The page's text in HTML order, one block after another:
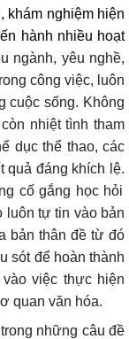
khám nghiệm hiện
hành nhiều hoạt
ngành, yêu nghề,
công việc, luôn
cuộc sống. Không
nhiệt tình tham
dục thể thao, các
quả đáng khích lệ.
cố gắng học hỏi
luôn tự tin vào bản
bản thân đề từ đó
sót để hoàn thành
việc thực hiện
quan văn hóa.
những câu đề